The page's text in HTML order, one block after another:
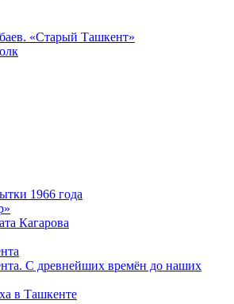
«Старый Ташкент»
1966 года
Кагарова
С древнейших времён до наших
в Ташкенте